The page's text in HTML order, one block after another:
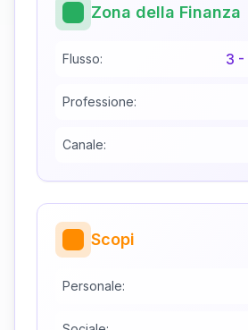
Zona della Finanza
Flusso: 3 -
Professione:
Canale:
Scopi
Personale: